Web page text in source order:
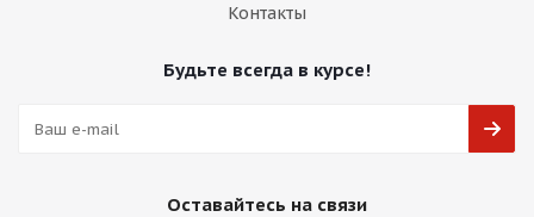
Контакты
Будьте всегда в курсе!
Оставайтесь на связи